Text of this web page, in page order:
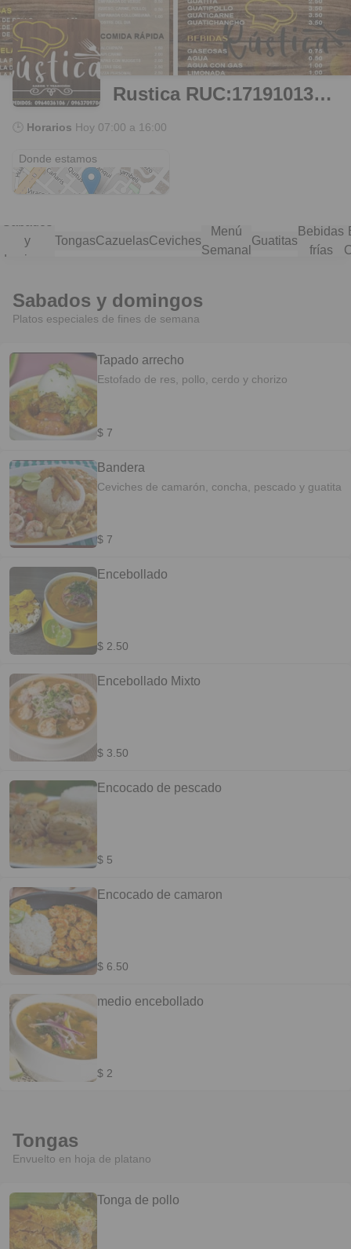
Rustica RUC:1719101345001
🕒 Horarios Hoy 07:00 a 16:00
Donde estamos
y
domingos
TongasCazuelasCeviches
Menú
Semanal
Guatitas
Bebidas
frías
Sabados y domingos
Platos especiales de fines de semana
Tapado arrecho
Estofado de res, pollo, cerdo y chorizo
$ 7
Bandera
Ceviches de camarón, concha, pescado y guatita
$ 7
Encebollado
$ 2.50
Encebollado Mixto
$ 3.50
Encocado de pescado
$ 5
Encocado de camaron
$ 6.50
medio encebollado
$ 2
Tongas
Envuelto en hoja de platano
Tonga de pollo